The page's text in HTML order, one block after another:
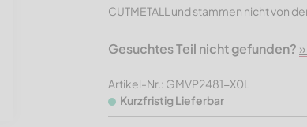
CUTMETALL und stammen nicht von
Gesuchtes Teil nicht gefunden?
Artikel-Nr.: GMVP2481-X0L
Kurzfristig Lieferbar